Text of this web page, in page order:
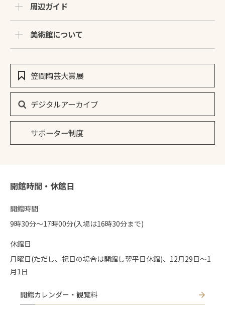
周辺ガイド
美術館について
笠間陶芸大賞展
デジタルアーカイブ
サポーター制度
開館時間・休館日
開館時間
9時30分〜17時00分(入場は16時30分まで)
休館日
月曜日(ただし、祝日の場合は開館し翌平日休館)、12月29日～1
月1日
開館カレンダー・観覧料